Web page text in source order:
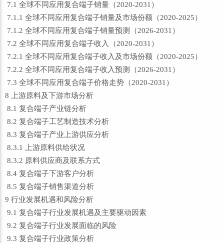
7.1 全球不同应用复合端子销量（2020-2031）
7.1.1 全球不同应用复合端子销量及市场份额（2020-2025）
7.1.2 全球不同应用复合端子销量预测（2026-2031）
7.2 全球不同应用复合端子收入（2020-2031）
7.2.1 全球不同应用复合端子收入及市场份额（2020-2025）
7.2.2 全球不同应用复合端子收入预测（2026-2031）
7.3 全球不同应用复合端子价格走势（2020-2031）
8 上游原料及下游市场分析
8.1 复合端子产业链分析
8.2 复合端子工艺制造技术分析
8.3 复合端子产业上游供应分析
8.3.1 上游原料供给状况
8.3.2 原料供应商及联系方式
8.4 复合端子下游客户分析
8.5 复合端子销售渠道分析
9 行业发展机遇和风险分析
9.1 复合端子行业发展机遇及主要驱动因素
9.2 复合端子行业发展面临的风险
9.3 复合端子行业政策分析